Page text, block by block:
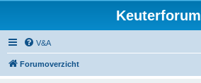
Keuterforum
V&A
Forumoverzicht